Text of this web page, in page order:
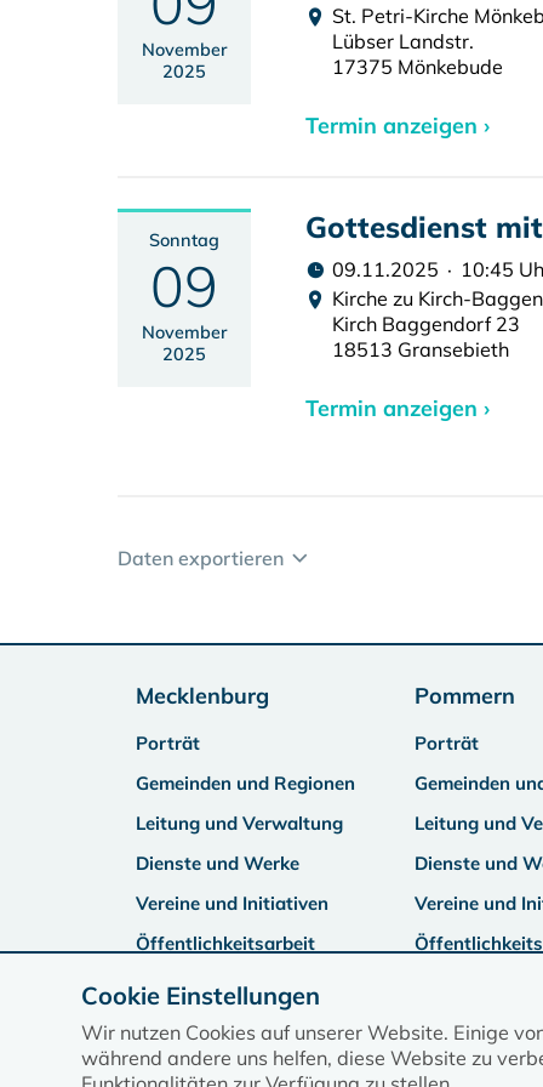
November
2025
St. Petri-Kirche
Lübser Landstr.
17375 Mönkebude
Termin anzeigen ›
Sonntag
09
November
2025
Gottesdienst
09.11.2025 · 10:45
Kirche zu Kirch-
Kirch Baggendorf 23
18513 Gransebieth
Termin anzeigen ›
Daten exportieren
Mecklenburg
Porträt
Gemeinden und Regionen
Leitung und Verwaltung
Dienste und Werke
Vereine und Initiativen
Öffentlichkeitsarbeit
Pommern
Porträt
Gemeinden
Leitung und
Dienste und
Vereine und
Cookie Einstellungen
Wir nutzen Cookies auf unserer Website. Einige
während andere uns helfen, diese Website zu